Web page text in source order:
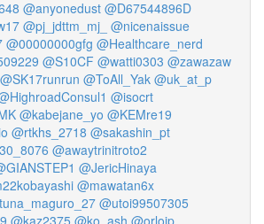
@anyonedust @D67544896D
@pj_jdttm_mj_ @nicenaissue
@00000000gfg @Healthcare_nerd
@S10CF @watti0303 @zawazaw
@SK17runrun @ToAll_Yak @uk_at_p
@isocrt
@kabejane_yo @KEMre19
@rtkhs_2718 @sakashin_pt
@awaytrinitroto2
@JericHinaya
@mawatan6x
@utoi99507305
@kaz2375 @ko_ash @orlojp